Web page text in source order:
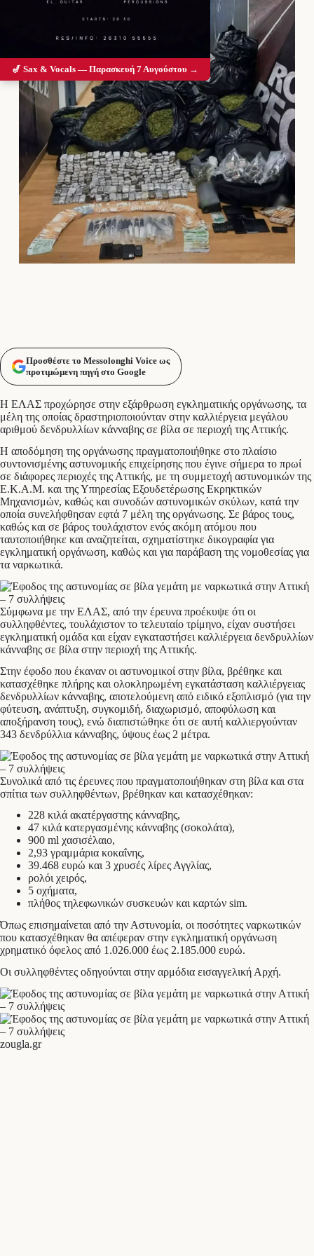
Προσθέστε το Messolonghi Voice ως
προτιμώμενη πηγή στο Google
Η ΕΛΑΣ προχώρησε στην εξάρθρωση εγκληματικής οργάνωσης, τα
μέλη της οποίας δραστηριοποιούνταν στην καλλιέργεια μεγάλου
αριθμού δενδρυλλίων κάνναβης σε βίλα σε περιοχή της Αττικής.
Η αποδόμηση της οργάνωσης πραγματοποιήθηκε στο πλαίσιο
συντονισμένης αστυνομικής επιχείρησης που έγινε σήμερα το πρωί
σε διάφορες περιοχές της Αττικής, με τη συμμετοχή αστυνομικών της
Ε.Κ.Α.Μ. και της Υπηρεσίας Εξουδετέρωσης Εκρηκτικών
Μηχανισμών, καθώς και συνοδών αστυνομικών σκύλων, κατά την
οποία συνελήφθησαν εφτά 7 μέλη της οργάνωσης. Σε βάρος τους,
καθώς και σε βάρος τουλάχιστον ενός ακόμη ατόμου που
ταυτοποιήθηκε και αναζητείται, σχηματίστηκε δικογραφία για
εγκληματική οργάνωση, καθώς και για παράβαση της νομοθεσίας για
τα ναρκωτικά.
Σύμφωνα με την ΕΛΑΣ, από την έρευνα προέκυψε ότι οι
συλληφθέντες, τουλάχιστον το τελευταίο τρίμηνο, είχαν συστήσει
εγκληματική ομάδα και είχαν εγκαταστήσει καλλιέργεια δενδρυλλίων
κάνναβης σε βίλα στην περιοχή της Αττικής.
Στην έφοδο που έκαναν οι αστυνομικοί στην βίλα, βρέθηκε και
κατασχέθηκε πλήρης και ολοκληρωμένη εγκατάσταση καλλιέργειας
δενδρυλλίων κάνναβης, αποτελούμενη από ειδικό εξοπλισμό (για την
φύτευση, ανάπτυξη, συγκομιδή, διαχωρισμό, αποφύλωση και
αποξήρανση τους), ενώ διαπιστώθηκε ότι σε αυτή καλλιεργούνταν
343 δενδρύλλια κάνναβης, ύψους έως 2 μέτρα.
Συνολικά από τις έρευνες που πραγματοποιήθηκαν στη βίλα και στα
σπίτια των συλληφθέντων, βρέθηκαν και κατασχέθηκαν:
228 κιλά ακατέργαστης κάνναβης,
47 κιλά κατεργασμένης κάνναβης (σοκολάτα),
900 ml χασισέλαιο,
2,93 γραμμάρια κοκαΐνης,
39.468 ευρώ και 3 χρυσές λίρες Αγγλίας,
ρολόι χειρός,
5 οχήματα,
πλήθος τηλεφωνικών συσκευών και καρτών sim.
Όπως επισημαίνεται από την Αστυνομία, οι ποσότητες ναρκωτικών
που κατασχέθηκαν θα απέφεραν στην εγκληματική οργάνωση
χρηματικό όφελος από 1.026.000 έως 2.185.000 ευρώ.
Οι συλληφθέντες οδηγούνται στην αρμόδια εισαγγελική Αρχή.
zougla.gr
🎷 Sax & Vocals — Παρασκευή 7 Αυγούστου →